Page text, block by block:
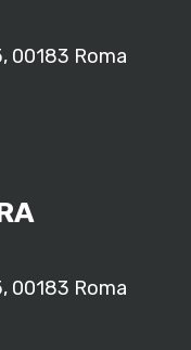
00183 Roma
00183 Roma